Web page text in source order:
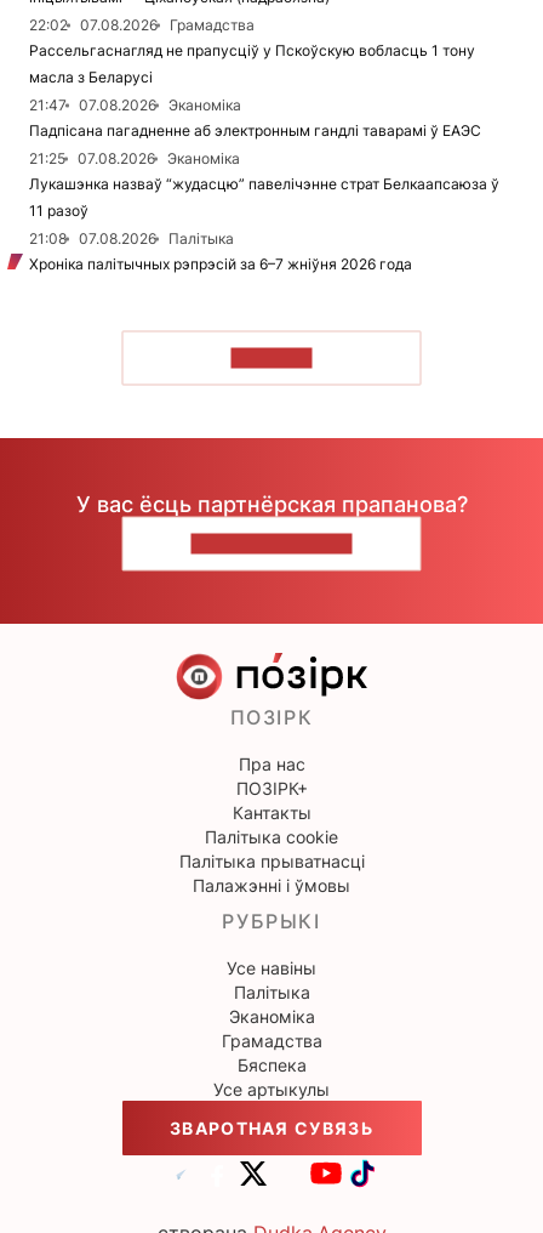
22:02
07.08.2026
Грамадства
Рассельгаснагляд не прапусціў у Пскоўскую вобласць 1 тону
масла з Беларусі
21:47
07.08.2026
Эканоміка
Падпісана пагадненне аб электронным гандлі таварамі ў ЕАЭС
21:25
07.08.2026
Эканоміка
Лукашэнка назваў “жудасцю” павелічэнне страт Белкаапсаюза ў
11 разоў
21:08
07.08.2026
Палітыка
Хроніка палітычных рэпрэсій за 6–7 жніўня 2026 года
У вас ёсць партнёрская прапанова?
ПОЗІРК
Пра нас
ПОЗІРК+
Кантакты
Палітыка cookie
Палітыка прыватнасці
Палажэнні і ўмовы
РУБРЫКІ
Усе навіны
Палітыка
Эканоміка
Грамадства
Бяспека
Усе артыкулы
ЗВАРОТНАЯ СУВЯЗЬ